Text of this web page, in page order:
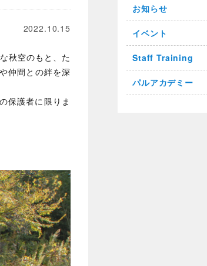
2022.10.15
秋空のもと、た
仲間との絆を深
保護者に限りま
お知らせ
イベント
Staff Training
パルアカデミー